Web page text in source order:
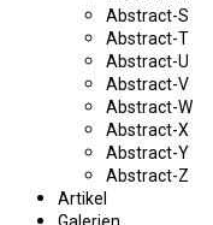
Abstract-S
Abstract-T
Abstract-U
Abstract-V
Abstract-W
Abstract-X
Abstract-Y
Abstract-Z
Artikel